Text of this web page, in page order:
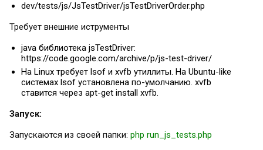
dev/tests/js/JsTestDriver/jsTestDriverOrder.php
Требует внешние иструменты
java библиотека jsTestDriver:
https://code.google.com/archive/p/js-test-driver/
На Linux требует lsof и xvfb утиллиты. На Ubuntu-like
системах lsof установлена по-умолчанию. xvfb
ставится через apt-get install xvfb.
Запуск:
Запускаются из своей папки: php run_js_tests.php